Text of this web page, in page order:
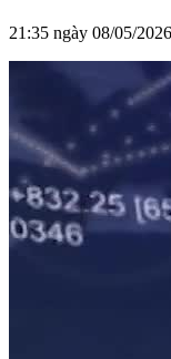
21:35 ngày 08/05/2026